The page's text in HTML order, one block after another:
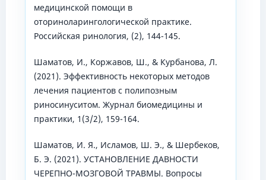
медицинской помощи в
оториноларингологической практике.
Российская ринология, (2), 144-145.
Шаматов, И., Коржавов, Ш., & Курбанова, Л.
(2021). Эффективность некоторых методов
лечения пациентов с полипозным
риносинуситом. Журнал биомедицины и
практики, 1(3/2), 159-164.
Шаматов, И. Я., Исламов, Ш. Э., & Шербеков,
Б. Э. (2021). УСТАНОВЛЕНИЕ ДАВНОСТИ
ЧЕРЕПНО-МОЗГОВОЙ ТРАВМЫ. Вопросы